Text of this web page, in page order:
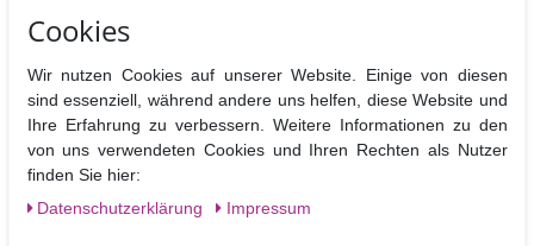
In den Warenkorb
Cookies
Wir nutzen Cookies auf unserer Website. Einige von diesen
sind essenziell, während andere uns helfen, diese Website und
Ihre Erfahrung zu verbessern. Weitere Informationen zu den
von uns verwendeten Cookies und Ihren Rechten als Nutzer
finden Sie hier:
Daten­schutz­erklärung
Impressum